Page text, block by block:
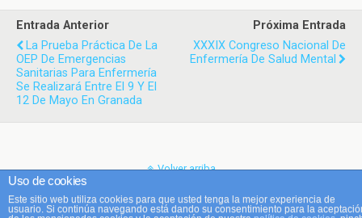
Entrada Anterior
La Prueba Práctica De La
OEP De Emergencias
Sanitarias Para Enfermería
Se Realizará Entre El 9 Y El
12 De Mayo En Granada
Próxima Entrada
XXXIX Congreso Nacional De
Enfermería De Salud Mental
Volver arriba
Móvil Escritorio
Uso de cookies
Este sitio web utiliza cookies para que usted tenga la mejor experiencia de
usuario. Si continúa navegando está dando su consentimiento para la